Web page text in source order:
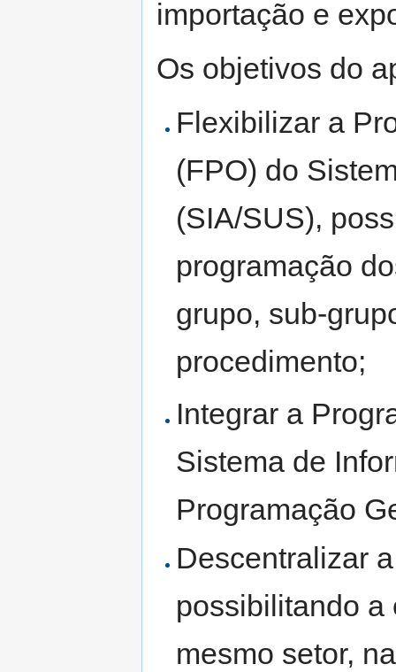
importação e
Os objetivos do
Flexibilizar a
(FPO) do
(SIA/SUS),
programação
grupo, sub-
procedimento;
Integrar a
Sistema de
Programação
Descentralizar
possibilitando a
mesmo setor,